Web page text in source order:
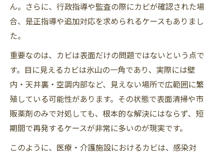
ん。さらに、行政指導や監査の際にカビが確認された場
合、是正指導や追加対応を求められるケースもありまし
た。
重要なのは、カビは表面だけの問題ではないという点で
す。目に見えるカビは氷山の一角であり、実際には壁
内・天井裏・空調内部など、見えない場所で広範囲に繁
殖している可能性があります。その状態で表面清掃や市
販薬剤のみで対処しても、根本的な解決にはならず、短
期間で再発するケースが非常に多いのが現実です。
このように、医療・介護施設におけるカビは、感染対